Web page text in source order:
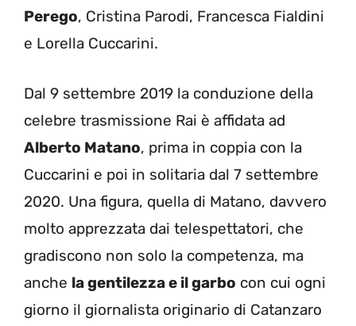
Perego, Cristina Parodi, Francesca Fialdini
e Lorella Cuccarini.
Dal 9 settembre 2019 la conduzione della
celebre trasmissione Rai è affidata ad
Alberto Matano, prima in coppia con la
Cuccarini e poi in solitaria dal 7 settembre
2020. Una figura, quella di Matano, davvero
molto apprezzata dai telespettatori, che
gradiscono non solo la competenza, ma
anche la gentilezza e il garbo con cui ogni
giorno il giornalista originario di Catanzaro